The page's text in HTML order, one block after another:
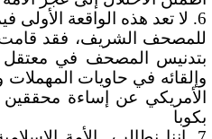
6. لا تعد هذه الواقعة الأولى
للمصحف الشريف، فقد قامت
بتدنيس المصحف في معتقل
وإلقائه في حاويات
الأمريكي عن إساءة
بكوبا